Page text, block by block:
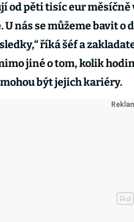
od pěti tisíc eur měsíčně
U nás se můžeme bavit o
říká šéf a
jiné o tom, kolik
být jejich kariéry.